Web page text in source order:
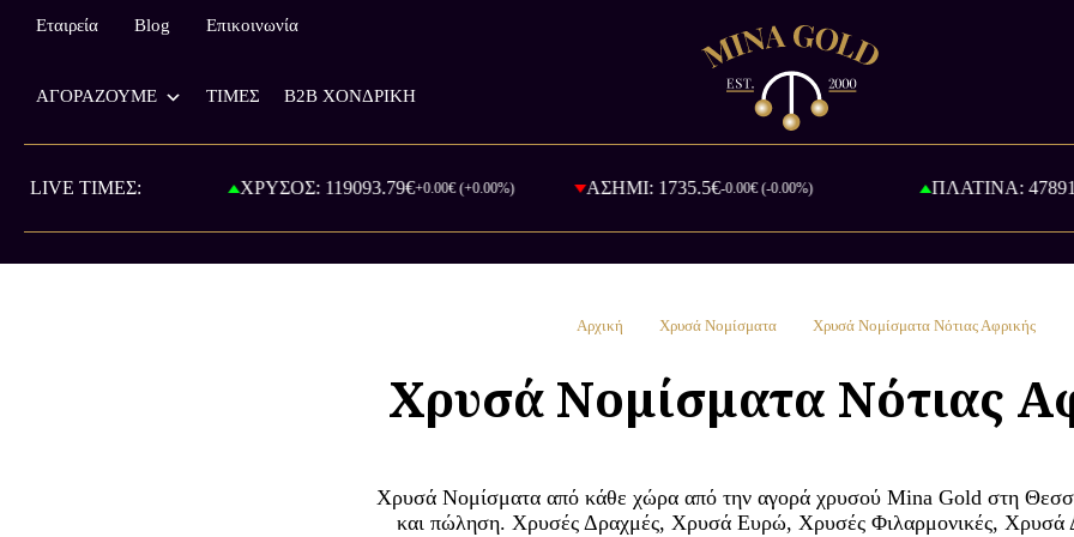
Εταιρεία Blog Επικοινωνία
ΑΓΟΡΑΖΟΥΜΕ ΤΙΜΕΣ B2B ΧΟΝΔΡΙΚΗ
LIVE ΤΙΜΕΣ: ΧΡΥΣΟΣ: 119093.79€+0.00€ (+0.00%) ΑΣΗΜΙ: 1735.5€-0.00€ (-0.00%) ΠΛΑΤΙΝΑ:
Αρχική Χρυσά Νομίσματα Χρυσά Νομίσματα Νότιας Αφρικής
Χρυσά Νομίσματα Νότιας
Χρυσά Νομίσματα από κάθε χώρα από την αγορά χρυσού Mina Gold στη
και πώληση. Χρυσές Δραχμές, Χρυσά Ευρώ, Χρυσές Φιλαρμονικές, Χρυσά